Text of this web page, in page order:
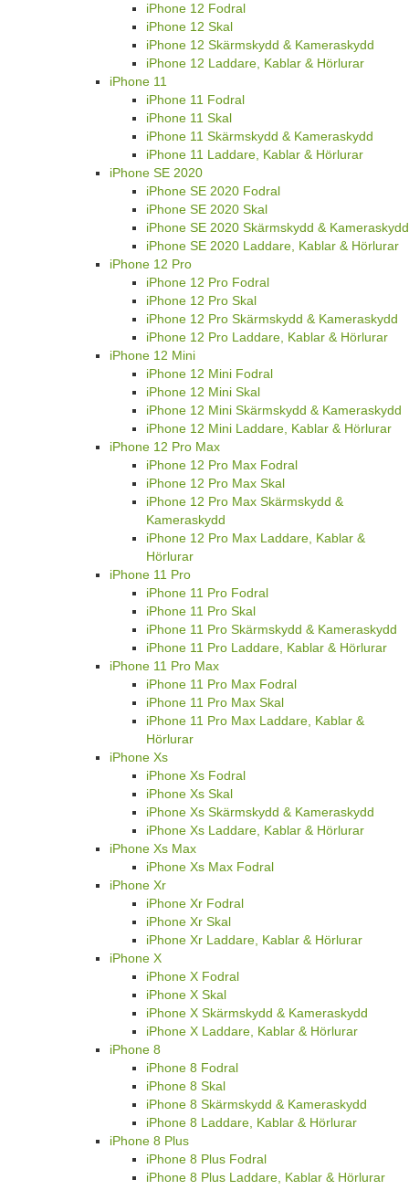
iPhone 12 Fodral
iPhone 12 Skal
iPhone 12 Skärmskydd & Kameraskydd
iPhone 12 Laddare, Kablar & Hörlurar
iPhone 11
iPhone 11 Fodral
iPhone 11 Skal
iPhone 11 Skärmskydd & Kameraskydd
iPhone 11 Laddare, Kablar & Hörlurar
iPhone SE 2020
iPhone SE 2020 Fodral
iPhone SE 2020 Skal
iPhone SE 2020 Skärmskydd & Kameraskydd
iPhone SE 2020 Laddare, Kablar & Hörlurar
iPhone 12 Pro
iPhone 12 Pro Fodral
iPhone 12 Pro Skal
iPhone 12 Pro Skärmskydd & Kameraskydd
iPhone 12 Pro Laddare, Kablar & Hörlurar
iPhone 12 Mini
iPhone 12 Mini Fodral
iPhone 12 Mini Skal
iPhone 12 Mini Skärmskydd & Kameraskydd
iPhone 12 Mini Laddare, Kablar & Hörlurar
iPhone 12 Pro Max
iPhone 12 Pro Max Fodral
iPhone 12 Pro Max Skal
iPhone 12 Pro Max Skärmskydd &
Kameraskydd
iPhone 12 Pro Max Laddare, Kablar &
Hörlurar
iPhone 11 Pro
iPhone 11 Pro Fodral
iPhone 11 Pro Skal
iPhone 11 Pro Skärmskydd & Kameraskydd
iPhone 11 Pro Laddare, Kablar & Hörlurar
iPhone 11 Pro Max
iPhone 11 Pro Max Fodral
iPhone 11 Pro Max Skal
iPhone 11 Pro Max Laddare, Kablar &
Hörlurar
iPhone Xs
iPhone Xs Fodral
iPhone Xs Skal
iPhone Xs Skärmskydd & Kameraskydd
iPhone Xs Laddare, Kablar & Hörlurar
iPhone Xs Max
iPhone Xs Max Fodral
iPhone Xr
iPhone Xr Fodral
iPhone Xr Skal
iPhone Xr Laddare, Kablar & Hörlurar
iPhone X
iPhone X Fodral
iPhone X Skal
iPhone X Skärmskydd & Kameraskydd
iPhone X Laddare, Kablar & Hörlurar
iPhone 8
iPhone 8 Fodral
iPhone 8 Skal
iPhone 8 Skärmskydd & Kameraskydd
iPhone 8 Laddare, Kablar & Hörlurar
iPhone 8 Plus
iPhone 8 Plus Fodral
iPhone 8 Plus Laddare, Kablar & Hörlurar